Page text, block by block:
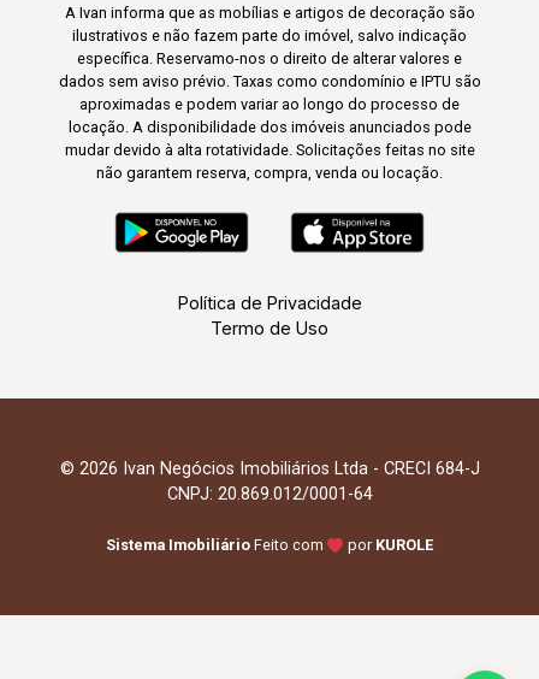
A Ivan informa que as mobílias e artigos de decoração são
ilustrativos e não fazem parte do imóvel, salvo indicação
específica. Reservamo-nos o direito de alterar valores e
dados sem aviso prévio. Taxas como condomínio e IPTU são
aproximadas e podem variar ao longo do processo de
locação. A disponibilidade dos imóveis anunciados pode
mudar devido à alta rotatividade. Solicitações feitas no site
não garantem reserva, compra, venda ou locação.
Política de Privacidade
Termo de Uso
© 2026 Ivan Negócios Imobiliários Ltda - CRECI 684-J
CNPJ: 20.869.012/0001-64
Sistema Imobiliário Feito com por KUROLE